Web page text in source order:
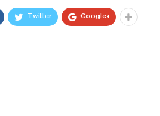
Twitter Google+